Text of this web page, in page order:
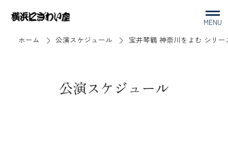
MENU
ホーム
公演スケジュール 宝井琴鶴 神奈川をよむ シリー
公演スケジュール